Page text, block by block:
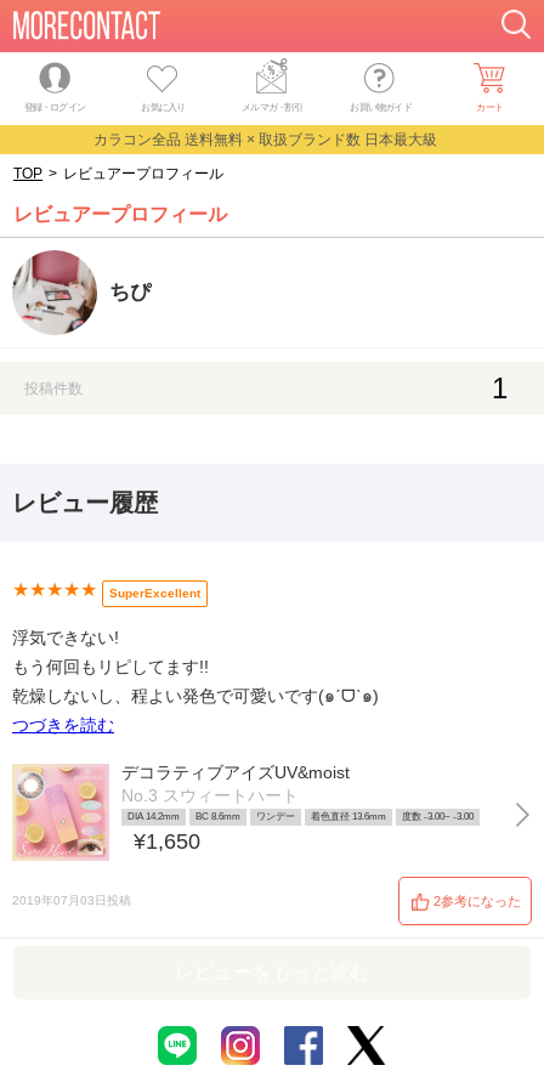
登録・ログイン お気に入り メルマガ・割引 お買い物ガイド カート
カラコン全品 送料無料 × 取扱ブランド数 日本最大級
TOP > レビュアープロフィール
レビュアープロフィール
ちぴ
投稿件数 1
レビュー履歴
★★★★★ SuperExcellent
浮気できない!
もう何回もリピしてます!!
乾燥しないし、程よい発色で可愛いです(๑ˊᗜˋ๑)
つづきを読む
デコラティブアイズUV&moist
No.3 スウィートハート
DIA 14.2mm BC 8.6mm ワンデー 着色直径 13.6mm 度数 -3.00~ -3.00
¥1,650
2019年07月03日投稿 2参考になった